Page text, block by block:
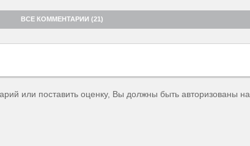
ВСЕ КОММЕНТАРИИ (21)
или поставить оценку, Вы должны быть авторизованы на